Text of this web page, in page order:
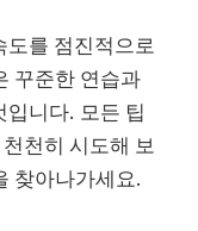
도를 점진적으로
꾸준한 연습과
니다. 모든 팁
천히 시도해 보
찾아나가세요.